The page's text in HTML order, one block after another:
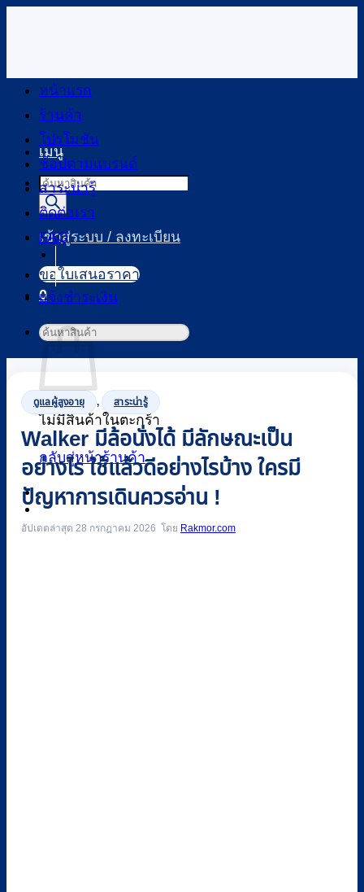
เนื้อหา
เมนู
Products
search
เข้าสู่ระบบ / ลงทะเบียน
0
ไม่มีสินค้าในตะกร้า
กลับสู่หน้าร้านค้า
0
หน้าแรก
ร้านค้า
โปรโมชัน
ช้อปตามแบรนด์
สาระน่ารู้
ติดต่อเรา
FAQ
ขอใบเสนอราคา
แจ้งชำระเงิน
ค้นหา:
ดูแลผู้สูงอายุ , สาระน่ารู้
Walker มีล้อนั่งได้ มีลักษณะเป็น
อย่างไร ใช้แล้วดีอย่างไรบ้าง ใครมี
ปัญหาการเดินควรอ่าน !
อัปเดตล่าสุด 28 กรกฎาคม 2026 Rakmor.com